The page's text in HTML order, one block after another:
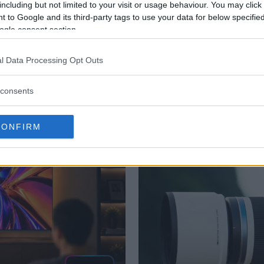
but not limited to your visit or usage behaviour. You may
to Google and its third-party tags to use your data for below
consent section.
Data Processing Opt Outs
New York Times efter att ha jobbat tre år som
2005.